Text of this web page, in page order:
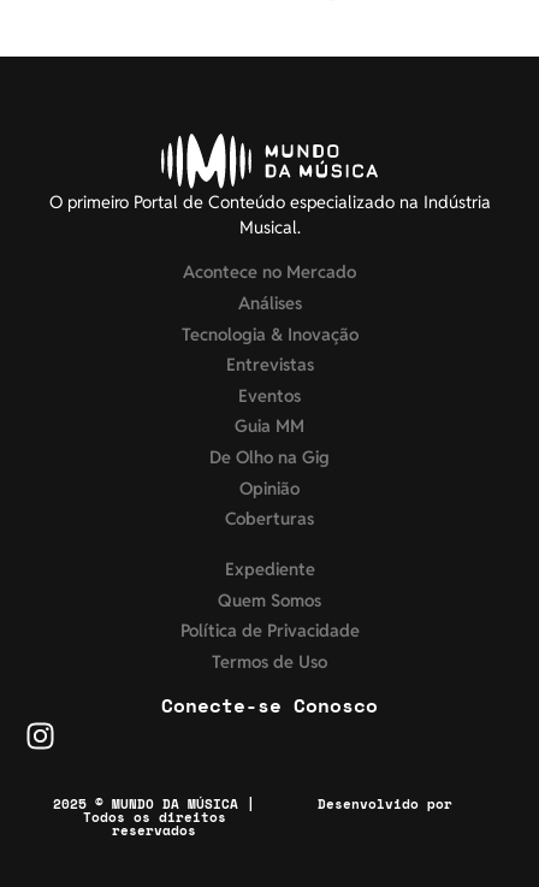
O primeiro Portal de Conteúdo especializado na Indústria
Musical.
Acontece no Mercado
Análises
Tecnologia & Inovação
Entrevistas
Eventos
Guia MM
De Olho na Gig
Opinião
Coberturas
Expediente
Quem Somos
Política de Privacidade
Termos de Uso
Conecte-se Conosco
2025 © MUNDO DA MÚSICA |
Todos os direitos
reservados
Desenvolvido por